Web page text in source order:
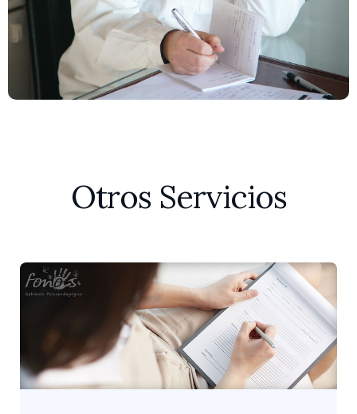
Otros Servicios